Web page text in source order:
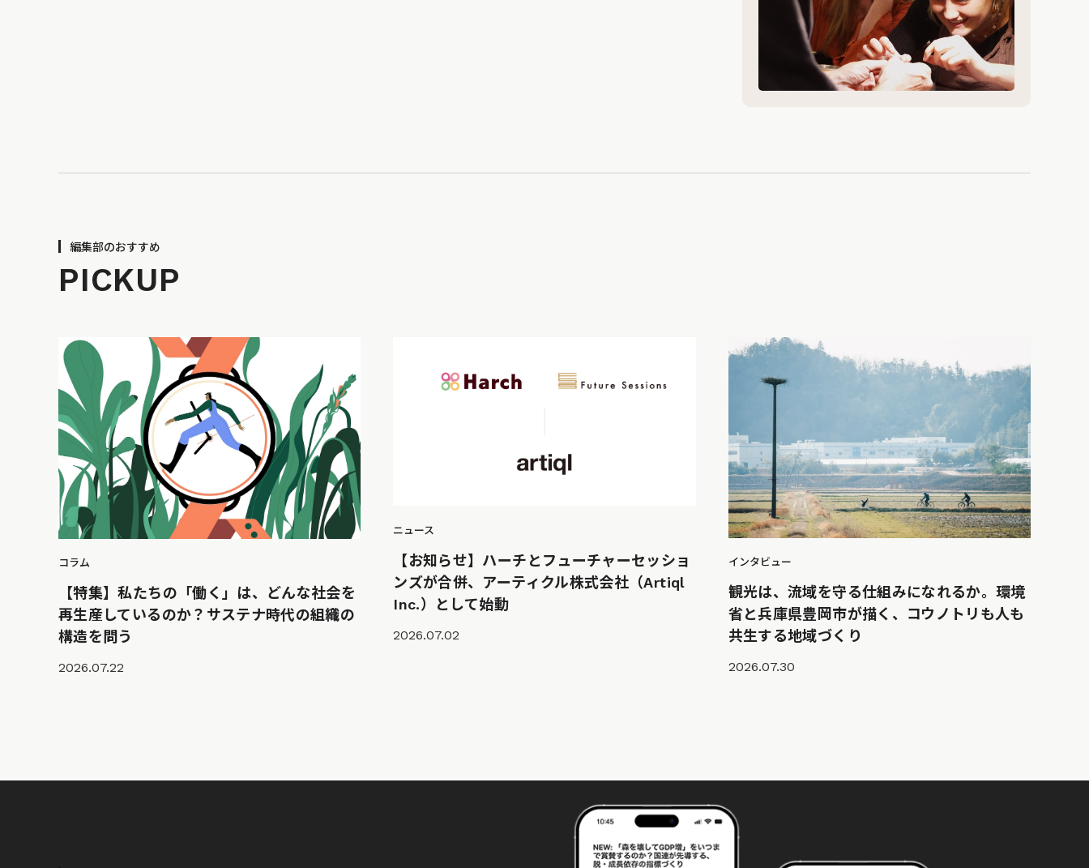
編集部のおすすめ
PICKUP
コラム
【特集】私たちの「働く」は、どんな社会を
再生産しているのか？サステナ時代の組織の
構造を問う
2026.07.22
ニュース
【お知らせ】ハーチとフューチャーセッショ
ンズが合併、アーティクル株式会社（Artiql
Inc.）として始動
2026.07.02
インタビュー
観光は、流域を守る仕組みになれるか。環境
省と兵庫県豊岡市が描く、コウノトリも人も
共生する地域づくり
2026.07.30